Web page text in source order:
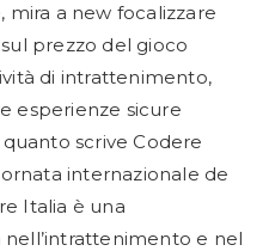
mira a new focalizzare
prezzo del gioco
di intrattenimento,
esperienze sicure
scrive Codere
internazionale de
Italia è una
e nel